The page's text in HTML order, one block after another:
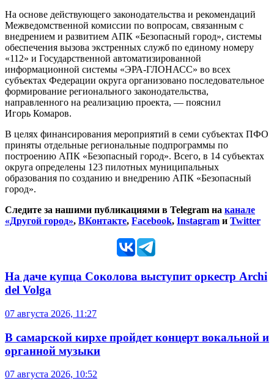
На основе действующего законодательства и рекомендаций
Межведомственной комиссии по вопросам, связанным с
внедрением и развитием АПК «Безопасный город», системы
обеспечения вызова экстренных служб по единому номеру
«112» и Государственной автоматизированной
информационной системы «ЭРА-ГЛОНАСС» во всех
субъектах Федерации округа организовано последовательное
формирование регионального законодательства,
направленного на реализацию проекта, — пояснил
Игорь Комаров.
В целях финансирования мероприятий в семи субъектах ПФО
приняты отдельные региональные подпрограммы по
построению АПК «Безопасный город». Всего, в 14 субъектах
округа определены 123 пилотных муниципальных
образования по созданию и внедрению АПК «Безопасный
город».
Следите за нашими публикациями в Telegram на канале
«Другой город», ВКонтакте, Facebook, Instagram и Twitter
На даче купца Соколова выступит оркестр Archi
del Volga
07 августа 2026, 11:27
В самарской кирхе пройдет концерт вокальной и
органной музыки
07 августа 2026, 10:52